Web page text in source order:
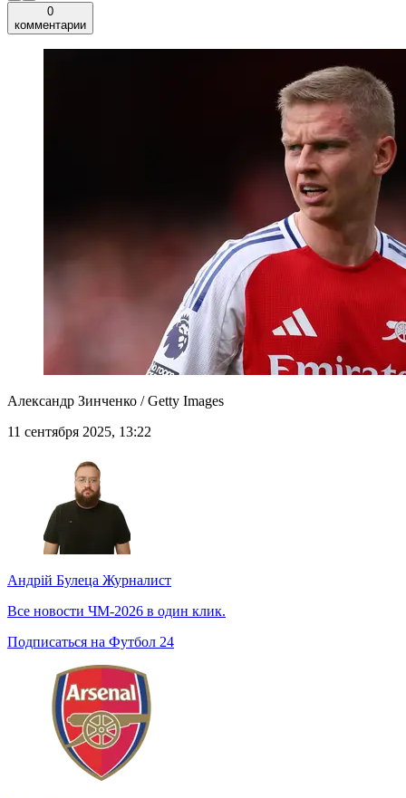
0
комментарии
Александр Зинченко / Getty Images
11 сентября 2025, 13:22
Андрій Булеца Журналист
Все новости ЧМ-2026 в один клик.
Подписаться на Футбол 24